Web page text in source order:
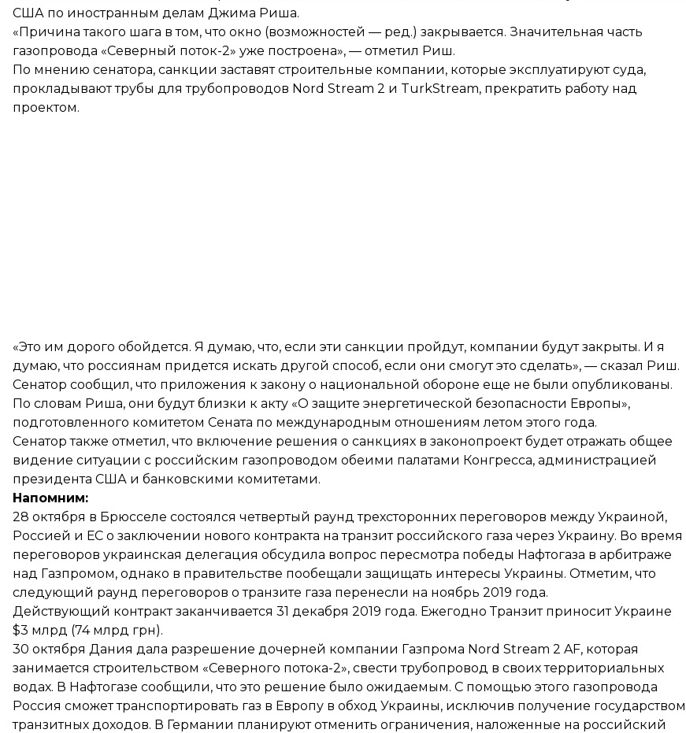
США по иностранным делам Джима Риша.
«Причина такого шага в том, что окно (возможностей — ред.) закрывается. Значительная часть
газопровода «Северный поток-2» уже построена», — отметил Риш.
По мнению сенатора, санкции заставят строительные компании, которые эксплуатируют суда,
прокладывают трубы для трубопроводов Nord Stream 2 и TurkStream, прекратить работу над
проектом.
«Это им дорого обойдется. Я думаю, что, если эти санкции пройдут, компании будут закрыты. И я
думаю, что россиянам придется искать другой способ, если они смогут это сделать», — сказал Риш.
Сенатор сообщил, что приложения к закону о национальной обороне еще не были опубликованы.
По словам Риша, они будут близки к акту «О защите энергетической безопасности Европы»,
подготовленного комитетом Сената по международным отношениям летом этого года.
Сенатор также отметил, что включение решения о санкциях в законопроект будет отражать общее
видение ситуации с российским газопроводом обеими палатами Конгресса, администрацией
президента США и банковскими комитетами.
Напомним:
28 октября в Брюсселе состоялся четвертый раунд трехсторонних переговоров между Украиной,
Россией и ЕС о заключении нового контракта на транзит российского газа через Украину. Во время
переговоров украинская делегация обсудила вопрос пересмотра победы Нафтогаза в арбитраже
над Газпромом, однако в правительстве пообещали защищать интересы Украины. Отметим, что
следующий раунд переговоров о транзите газа перенесли на ноябрь 2019 года.
Действующий контракт заканчивается 31 декабря 2019 года. Ежегодно Транзит приносит Украине
$3 млрд (74 млрд грн).
30 октября Дания дала разрешение дочерней компании Газпрома Nord Stream 2 AF, которая
занимается строительством «Северного потока-2», свести трубопровод в своих территориальных
водах. В Нафтогазе сообщили, что это решение было ожидаемым. С помощью этого газопровода
Россия сможет транспортировать газ в Европу в обход Украины, исключив получение государством
транзитных доходов. В Германии планируютотменить ограничения, наложенные на российский